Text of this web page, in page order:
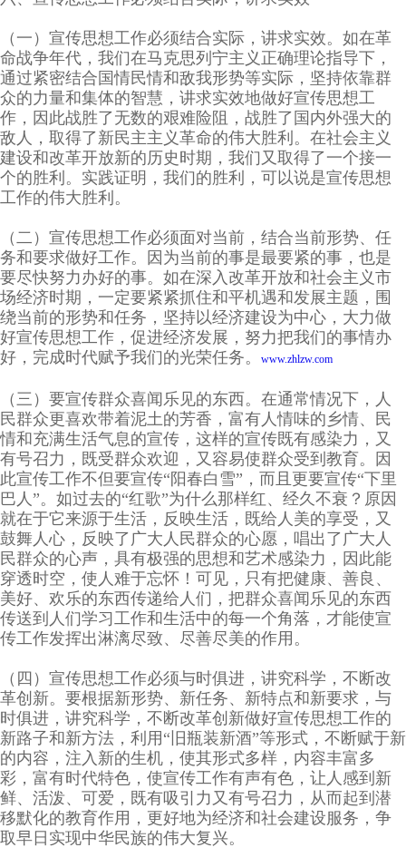
（一）宣传思想工作必须结合实际，讲求实效。如在革
命战争年代，我们在马克思列宁主义正确理论指导下，
通过紧密结合国情民情和敌我形势等实际，坚持依靠群
众的力量和集体的智慧，讲求实效地做好宣传思想工
作，因此战胜了无数的艰难险阻，战胜了国内外强大的
敌人，取得了新民主主义革命的伟大胜利。在社会主义
建设和改革开放新的历史时期，我们又取得了一个接一
个的胜利。实践证明，我们的胜利，可以说是宣传思想
工作的伟大胜利。
（二）宣传思想工作必须面对当前，结合当前形势、任
务和要求做好工作。因为当前的事是最要紧的事，也是
要尽快努力办好的事。如在深入改革开放和社会主义市
场经济时期，一定要紧紧抓住和平机遇和发展主题，围
绕当前的形势和任务，坚持以经济建设为中心，大力做
好宣传思想工作，促进经济发展，努力把我们的事情办
好，完成时代赋予我们的光荣任务。
www.zhlzw.com
（三）要宣传群众喜闻乐见的东西。在通常情况下，人
民群众更喜欢带着泥土的芳香，富有人情味的乡情、民
情和充满生活气息的宣传，这样的宣传既有感染力，又
有号召力，既受群众欢迎，又容易使群众受到教育。因
此宣传工作不但要宣传“阳春白雪”，而且更要宣传“下里
巴人”。如过去的“红歌”为什么那样红、经久不衰？原因
就在于它来源于生活，反映生活，既给人美的享受，又
鼓舞人心，反映了广大人民群众的心愿，唱出了广大人
民群众的心声，具有极强的思想和艺术感染力，因此能
穿透时空，使人难于忘怀！可见，只有把健康、善良、
美好、欢乐的东西传递给人们，把群众喜闻乐见的东西
传送到人们学习工作和生活中的每一个角落，才能使宣
传工作发挥出淋漓尽致、尽善尽美的作用。
（四）宣传思想工作必须与时俱进，讲究科学，不断改
革创新。要根据新形势、新任务、新特点和新要求，与
时俱进，讲究科学，不断改革创新做好宣传思想工作的
新路子和新方法，利用“旧瓶装新酒”等形式，不断赋于新
的内容，注入新的生机，使其形式多样，内容丰富多
彩，富有时代特色，使宣传工作有声有色，让人感到新
鲜、活泼、可爱，既有吸引力又有号召力，从而起到潜
移默化的教育作用，更好地为经济和社会建设服务，争
取早日实现中华民族的伟大复兴。